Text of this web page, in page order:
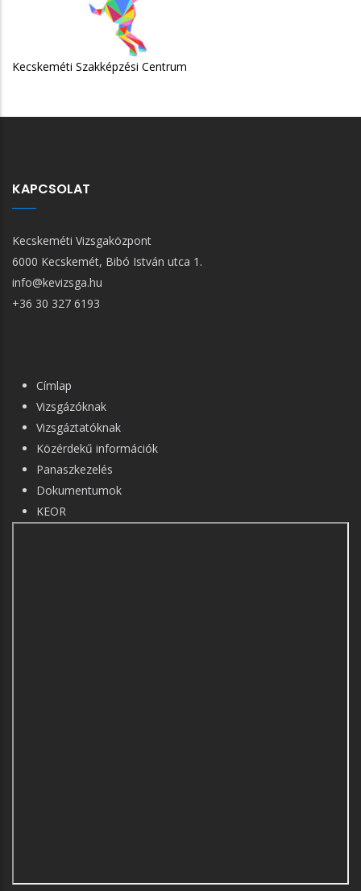
Szakképzési Centrum
KAPCSOLAT
Kecskeméti Vizsgaközpont
6000 Kecskemét, Bibó István utca 1.
info@kevizsga.hu
+36 30 327 6193
FŐ
NAVIGÁCIÓ
Címlap
Vizsgázóknak
Vizsgáztatóknak
Közérdekű információk
Panaszkezelés
Dokumentumok
KEOR